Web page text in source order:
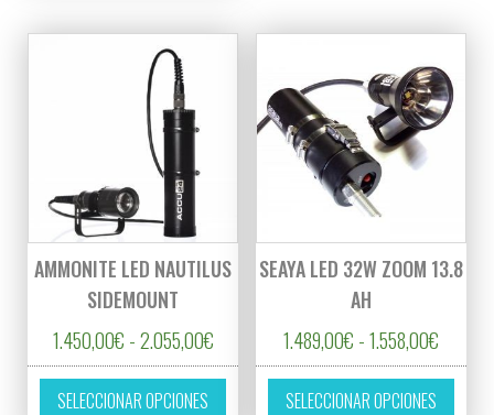
AMMONITE LED NAUTILUS
SIDEMOUNT
1.450,00€ -2.055,00€Rango de precios: desde 1.450,00€
SELECCIONAR OPCIONES
Este producto tiene múltiples variantes.
SEAYA LED 32W ZOOM 13.8
AH
1.489,00€ -1.558,00€Rango
SELECCIONAR OPCIONES
Este